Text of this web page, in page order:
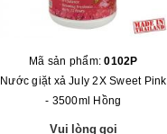
Mã sản phẩm:0102P
Nước giặt xả July 2X Sweet Pink
- 3500ml Hồng
Vui lòng gọi